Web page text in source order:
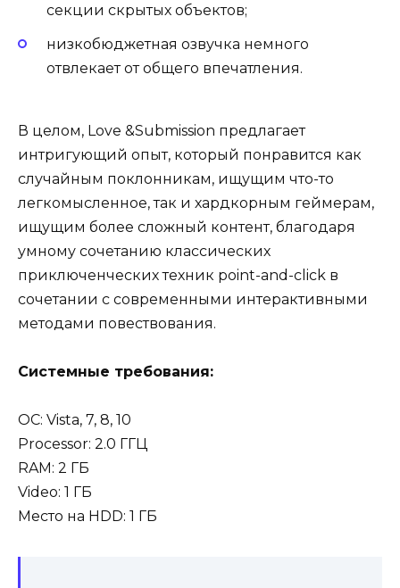
секции скрытых объектов;
низкобюджетная озвучка немного
отвлекает от общего впечатления.
В целом, Love &Submission предлагает
интригующий опыт, который понравится как
случайным поклонникам, ищущим что-то
легкомысленное, так и хардкорным геймерам,
ищущим более сложный контент, благодаря
умному сочетанию классических
приключенческих техник point-and-click в
сочетании с современными интерактивными
методами повествования.
Системные требования:
OC: Vista, 7, 8, 10
Processor: 2.0 ГГЦ
RAM: 2 ГБ
Video: 1 ГБ
Место на HDD: 1 ГБ